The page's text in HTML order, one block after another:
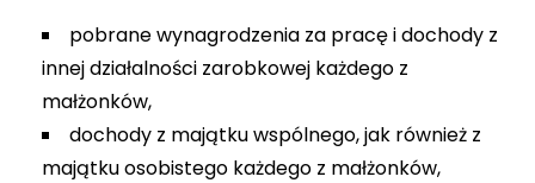
pobrane wynagrodzenia za pracę i dochody z
innej działalności zarobkowej każdego z
małżonków,
dochody z majątku wspólnego, jak również z
majątku osobistego każdego z małżonków,